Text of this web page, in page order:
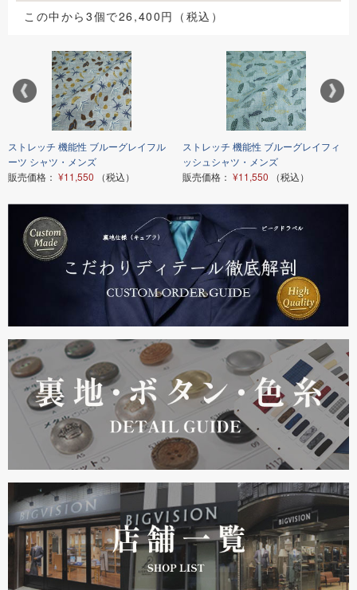
この中から3個で26,400円（税込）
ストレッチ 機能性 ブルーグレイフル
ーツ シャツ・メンズ
販売価格： ¥11,550 （税込）
ストレッチ 機能性 ブルーグレイフィ
ッシュシャツ・メンズ
販売価格： ¥11,550 （税込）